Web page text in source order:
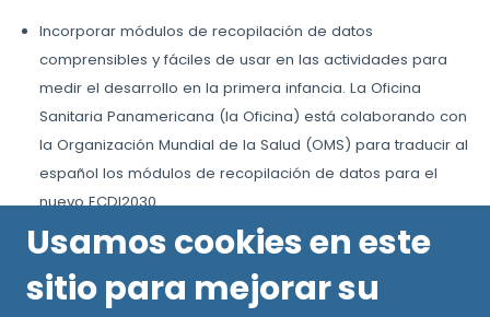
Incorporar módulos de recopilación de datos
comprensibles y fáciles de usar en las actividades para
medir el desarrollo en la primera infancia. La Oficina
Sanitaria Panamericana (la Oficina) está colaborando con
la Organización Mundial de la Salud (OMS) para traducir al
español los módulos de recopilación de datos para el
nuevo ECDI2030.
Usamos cookies en este
sitio para mejorar su